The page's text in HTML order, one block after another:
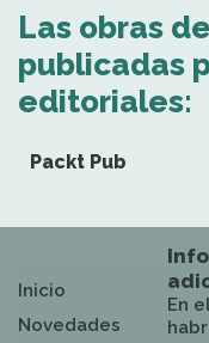
Las obras
publicadas
editoriales:
Packt Pub
Inicio
Novedades
En